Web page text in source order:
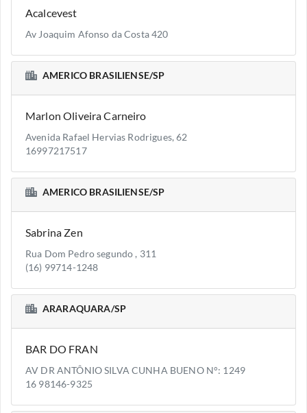
Acalcevest
Av Joaquim Afonso da Costa 420
AMERICO BRASILIENSE/SP
Marlon Oliveira Carneiro
Avenida Rafael Hervias Rodrigues, 62
16997217517
AMERICO BRASILIENSE/SP
Sabrina Zen
Rua Dom Pedro segundo , 311
(16) 99714-1248
ARARAQUARA/SP
BAR DO FRAN
AV DR ANTÔNIO SILVA CUNHA BUENO N°: 1249
16 98146-9325